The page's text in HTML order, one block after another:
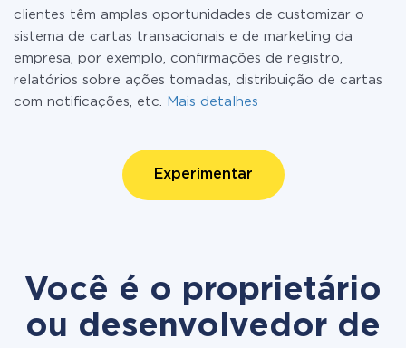
clientes têm amplas oportunidades de customizar o
sistema de cartas transacionais e de marketing da
empresa, por exemplo, confirmações de registro,
relatórios sobre ações tomadas, distribuição de cartas
com notificações, etc.
Mais detalhes
Experimentar
Você é o proprietário
ou desenvolvedor de